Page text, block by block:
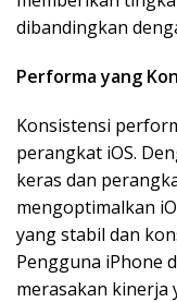
dibandingkan
Performa yang
Konsistensi
perangkat iOS.
keras dan
mengoptimalkan
yang stabil dan
Pengguna iPhone
merasakan kinerja